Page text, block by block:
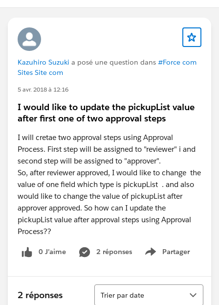
Kazuhiro Suzuki a posé une question dans #Force com
Sites Site com
5 avr. 2018 à 12:16
I would like to update the pickupList value
after first one of two approval steps
I will cretae two approval steps using Approval
Process. First step will be assigned to "reviewer" i and
second step will be assigned to "approver".
So, after reviewer approved, I would like to change the
value of one field which type is pickupList . and also
would like to change the value of pickupList after
approver approved. So how can I update the
pickupList value after approval steps using Approval
Process??
0 J’aime 2 réponses Partager
Show menu
2 réponses
Tri
Trier par date